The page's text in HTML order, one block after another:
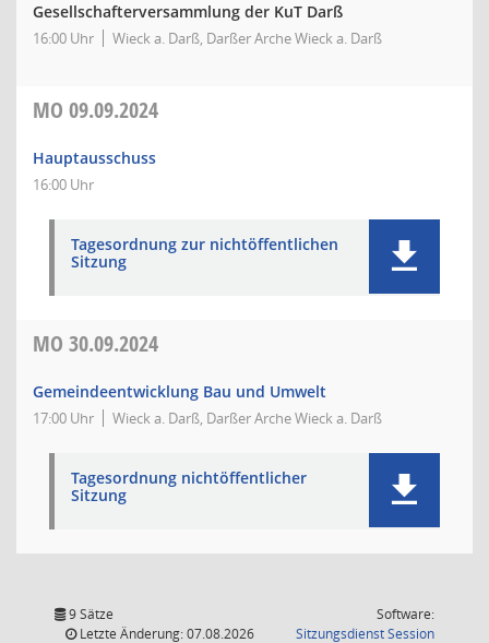
Gesellschafterversammlung der KuT Darß
16:00 Uhr Wieck a. Darß, Darßer Arche Wieck a. Darß
MO 09.09.2024
Hauptausschuss
16:00 Uhr
Tagesordnung zur nichtöffentlichen
Sitzung
MO 30.09.2024
Gemeindeentwicklung Bau und Umwelt
17:00 Uhr Wieck a. Darß, Darßer Arche Wieck a. Darß
Tagesordnung nichtöffentlicher
Sitzung
9 Sätze
Letzte Änderung: 07.08.2026
Software:
SitzungsdienstSession(Wird in